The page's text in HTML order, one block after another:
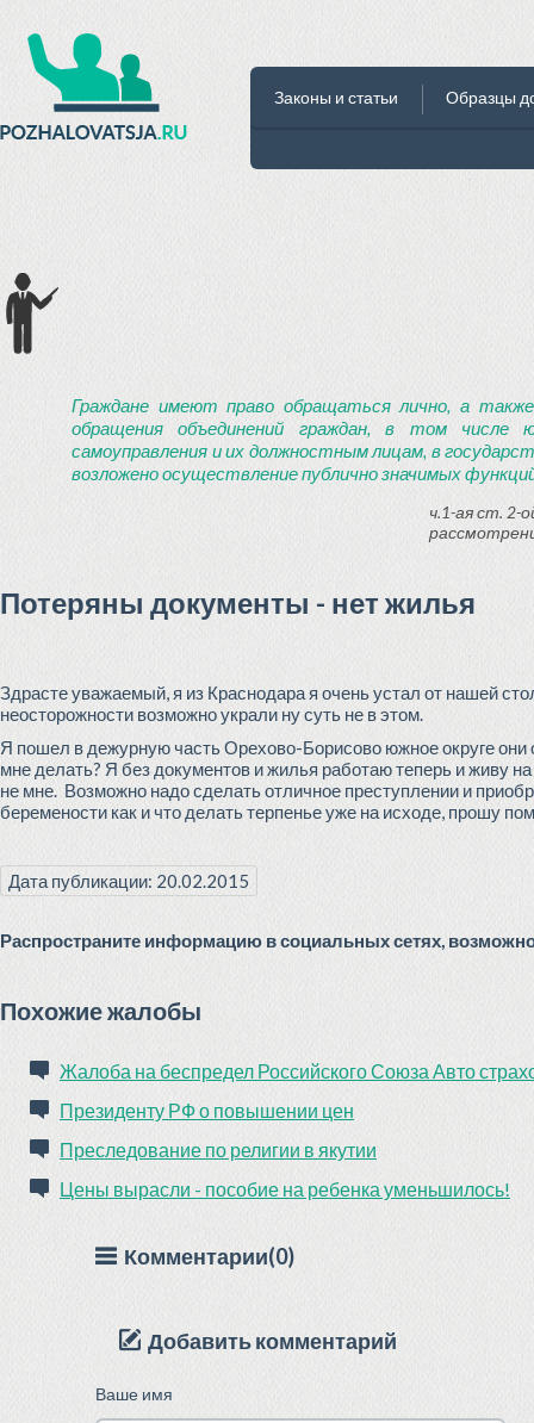
Законы и статьи Образцы
Граждане имеют право обращаться лично, а
обращения объединений граждан, в том числе
самоуправления и их должностным лицам, в
возложено осуществление публично значимых
ч.1-ая ст. 2-
Потеряны документы - нет жилья
Здрасте уважаемый, я из Краснодара я очень устал от нашей
неосторожности возможно украли ну суть не в этом.
Я пошел в дежурную часть Орехово-Борисово южное округе они
мне делать? Я без документов и жилья работаю теперь и живу
не мне. Возможно надо сделать отличное преступлении и
беремености как и что делать терпенье уже на исходе, прошу
Дата публикации: 20.02.2015
Распространите информацию в социальных сетях,
Похожие жалобы
Жалоба на беспредел Российского Союза Авто
Президенту РФ о повышении цен
Преследование по религии в якутии
Цены вырасли - пособие на ребенка уменьшилось!
Комментарии(0)
Добавить комментарий
Ваше имя